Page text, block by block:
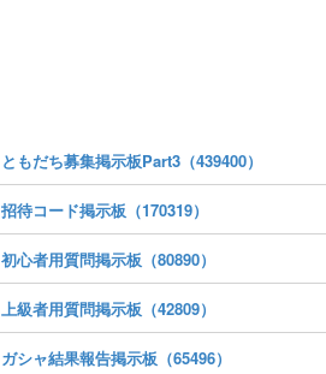
ともだち募集掲示板Part3（439400）
招待コード掲示板（170319）
初心者用質問掲示板（80890）
上級者用質問掲示板（42809）
ガシャ結果報告掲示板（65496）